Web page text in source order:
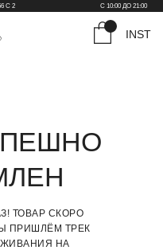
INST
С 2 С 10:00 ДО 21:00
ТОВАР СКОРО
ПРИШЛЁМ ТРЕК
НА